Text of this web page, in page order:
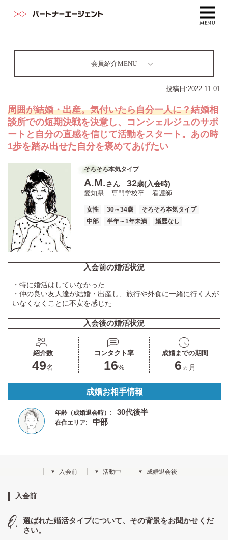
会員紹介MENU
投稿日:2022.11.01
周囲が結婚・出産。気付いたら自分一人に？結婚相
談所での短期決戦を決意し、コンシェルジュのサポ
ートと自分の直感を信じて活動をスタート。あの時
1歩を踏み出せた自分を褒めてあげたい
そろそろ本気タイプ
A.M.さん 32歳(入会時)
愛知県 専門学校卒 看護師
女性 30～34歳
そろそろ本気タイプ
中部
半年～1年未満 婚歴なし
入会前の婚活状況
・特に婚活はしていなかった
・仲の良い友人達が結婚・出産し、旅行や外食に一緒に行く人が
いなくなくことに不安を感じた
入会後の婚活状況
紹介数
49名
コンタクト率
16%
成婚までの期間
6 ヵ月
成婚お相手情報
年齢（成婚退会時）: 30代後半
在住エリア: 中部
入会前 活動中 成婚退会後
入会前
選ばれた婚活タイプについて、その背景をお聞かせくだ
さい。